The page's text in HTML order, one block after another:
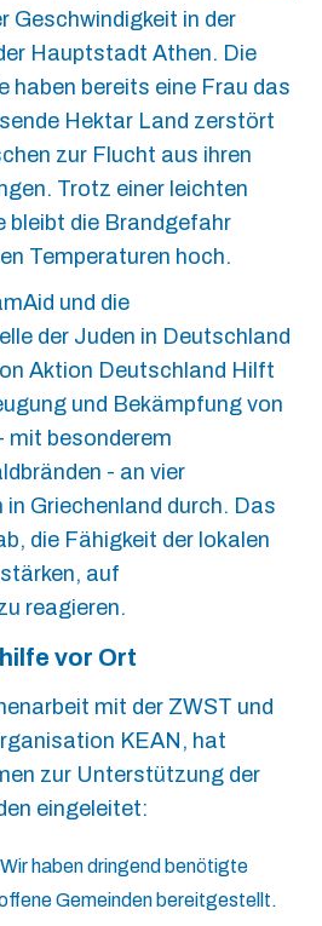
Geschwindigkeit in der
Hauptstadt Athen. Die
haben bereits eine Frau das
Hektar Land zerstört
zur Flucht aus ihren
Trotz einer leichten
bleibt die Brandgefahr
Temperaturen hoch.
und die
der Juden in Deutschland
Aktion Deutschland Hilft
und Bekämpfung von
mit besonderem
- an vier
Griechenland durch. Das
die Fähigkeit der lokalen
auf
reagieren.
vor Ort
mit der ZWST und
KEAN, hat
zur Unterstützung der
eingeleitet:
haben dringend benötigte
Gemeinden bereitgestellt.